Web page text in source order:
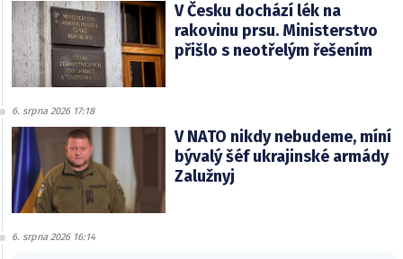
V Česku dochází lék na
rakovinu prsu. Ministerstvo
přišlo s neotřelým řešením
6. srpna 2026 17:18
V NATO nikdy nebudeme, míní
bývalý šéf ukrajinské armády
Zalužnyj
6. srpna 2026 16:14